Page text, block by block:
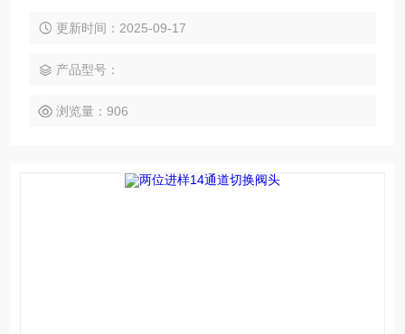
更新时间：2025-09-17
产品型号：
浏览量：906